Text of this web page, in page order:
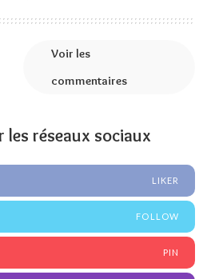
Voir les
commentaires
les réseaux sociaux
LIKER
FOLLOW
PIN